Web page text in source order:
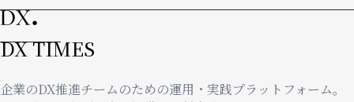
ジ
DX TIMES
企業のDX推進チームのための運用・実践プラットフォーム。